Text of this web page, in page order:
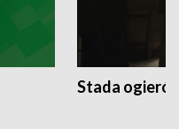
Stada